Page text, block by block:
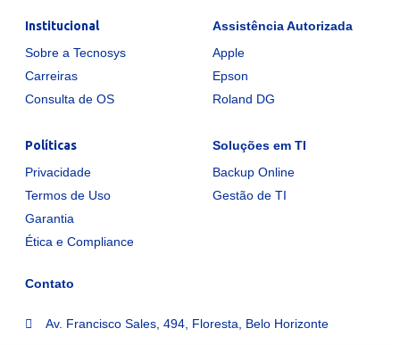
Institucional
Sobre a Tecnosys
Carreiras
Consulta de OS
Políticas
Privacidade
Termos de Uso
Garantia
Ética e Compliance
Assistência Autorizada
Apple
Epson
Roland DG
Soluções em TI
Backup Online
Gestão de TI
Contato
Av. Francisco Sales, 494, Floresta, Belo Horizonte